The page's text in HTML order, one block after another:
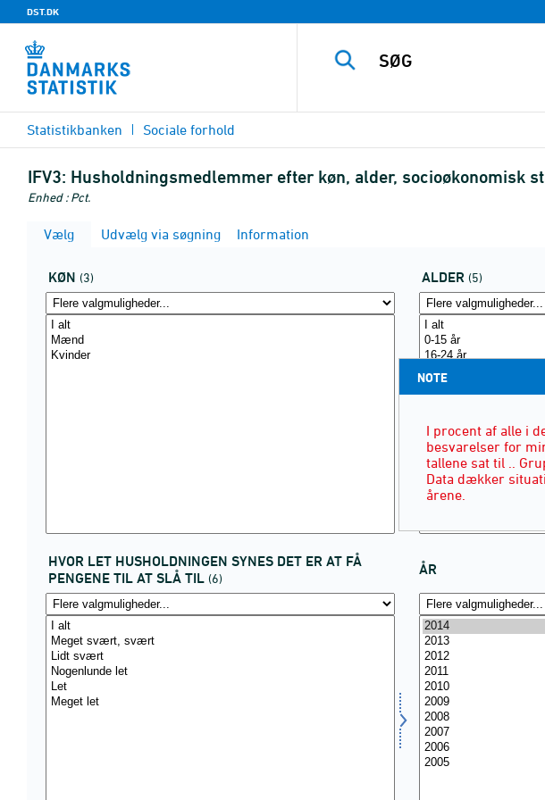
DST.DK
Statistikbanken Sociale forhold
IFV3: Husholdningsmedlemmer efter køn, alder, socioøkonomisk
Enhed : Pct.
Vælg Udvælg via søgning Information
KØN (3) ALDER (5)
HVOR LET HUSHOLDNINGEN SYNES DET ER AT FÅ
PENGENE TIL AT SLÅ TIL (6)
ÅR
NOTE
I procent af alle i
besvarelser for
tallene sat til ..
Data dækker
årene.